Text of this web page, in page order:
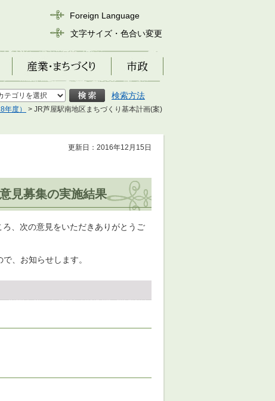
Foreign Language
文字サイズ・色合い変更
産業・まちづくり 市政
検索方法
度）
> JR芦屋駅南地区まちづくり基本計画(案)
更新日：2016年12月15日
見募集の実施結果
、次の意見をいただきありがとうご
、お知らせします。